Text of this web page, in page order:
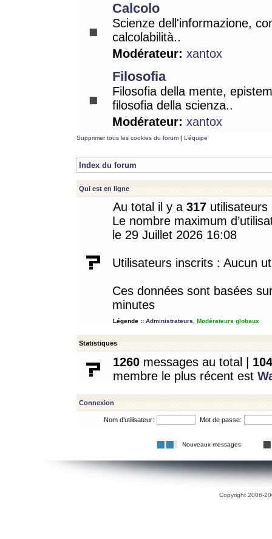
Calcolo
Scienze dell'informazione,
calcolabilità..
Modérateur: xantox
Filosofia
Filosofia della mente,
filosofia della scienza..
Modérateur: xantox
Supprimer tous les cookies du forum | L’équipe
Index du forum
Qui est en ligne
Au total il y a 317
Le nombre maximum
le 29 Juillet 2026 16:08
Utilisateurs inscrits : Aucun
Ces données sont basées
minutes
Légende :: Administrateurs Modérateurs globaux
Statistiques
1260 messages au total | 104
membre le plus récent est
Connexion
Nom d’utilisateur: Mot de passe:
Nouveaux messages
Copyright 2006-